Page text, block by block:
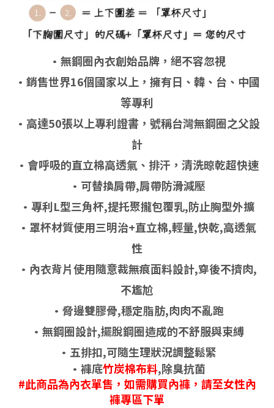
• 無鋼圈內衣創始品牌，絕不容忽視
•銷售世界16個國家以上，擁有日、韓、台、中國
等專利
•高達50張以上專利證書，號稱台灣無鋼圈之父設
計
•會呼吸的直立棉高透氣、排汗，清洗晾乾超快速
•可替換肩帶,肩帶防滑減壓
•專利L型三角杯,提托聚攏包覆乳,防止胸型外擴
•罩杯材質使用三明治+直立棉,輕量,快乾,高透氣
性
•內衣背片使用隨意裁無痕面料設計,穿後不擠肉,
不尷尬
•脅邊雙膠骨,穩定脂肪,肉肉不亂跑
•無鋼圈設計,擺脫鋼圈造成的不舒服與束縛
•五排扣,可隨生理狀況調整鬆緊
•褲底竹炭棉布料,除臭抗菌
#此商品為內衣單售，如需購買內褲，請至女性內
褲專區下單